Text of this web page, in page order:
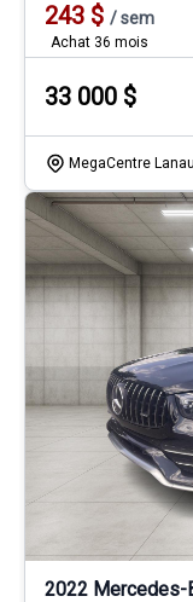
243 $ /sem
Achat 36 mois
33 000 $
MegaCentre
2022 Mercedes-